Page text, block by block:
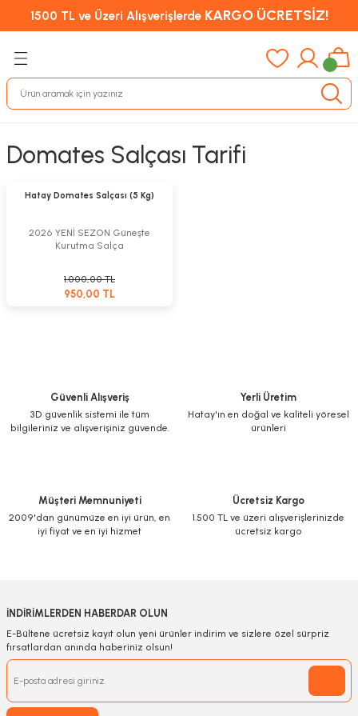
1500 TL ve Üzeri Alışverişlerde KARGO ÜCRETSİZ!
Domates Salçası Tarifi
Hatay Domates Salçası (5 Kg)
2026 YENİ SEZON Güneşte
Kurutma Salça
1.000,00 TL
950,00 TL
Güvenli Alışveriş
3D güvenlik sistemi ile tüm
bilgileriniz ve alışverişiniz güvende.
Yerli Üretim
Hatay'ın en doğal ve kaliteli yöresel
ürünleri
Müşteri Memnuniyeti
2009'dan günümüze en iyi ürün, en
iyi fiyat ve en iyi hizmet
Ücretsiz Kargo
1.500 TL ve üzeri alışverişlerinizde
ücretsiz kargo
İNDİRİMLERDEN HABERDAR OLUN
E-Bültene ücretsiz kayıt olun yeni ürünler indirim ve sizlere özel sürpriz
fırsatlardan anında haberiniz olsun!